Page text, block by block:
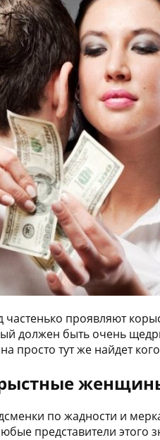
частенько проявляют
должен быть очень
просто тут же найдет
по жадности и
представители